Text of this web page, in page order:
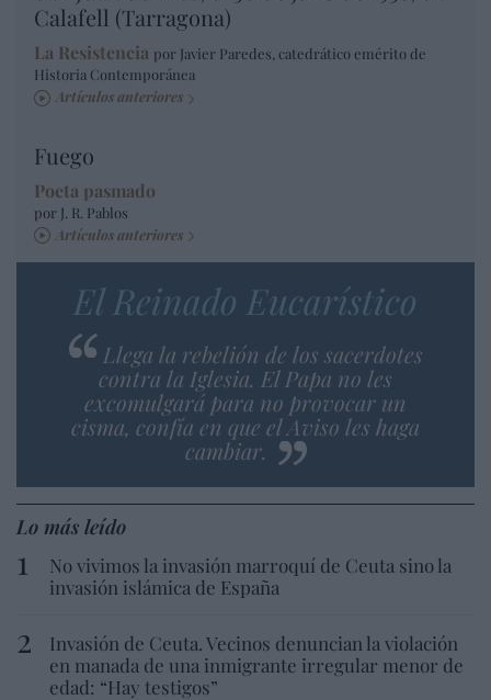
Calafell (Tarragona)
La Resistencia por Javier Paredes, catedrático emérito de
Historia Contemporánea
Artículos anteriores
Fuego
Poeta pasmado
por J. R. Pablos
Artículos anteriores
El Reinado Eucarístico
Llega la rebelión de los sacerdotes
contra la Iglesia. El Papa no les
excomulgará para no provocar un
cisma, confía en que el Aviso les haga
cambiar.
Lo más leído
No vivimos la invasión marroquí de Ceuta sino la
invasión islámica de España
Invasión de Ceuta. Vecinos denuncian la violación
en manada de una inmigrante irregular menor de
edad: “Hay testigos”